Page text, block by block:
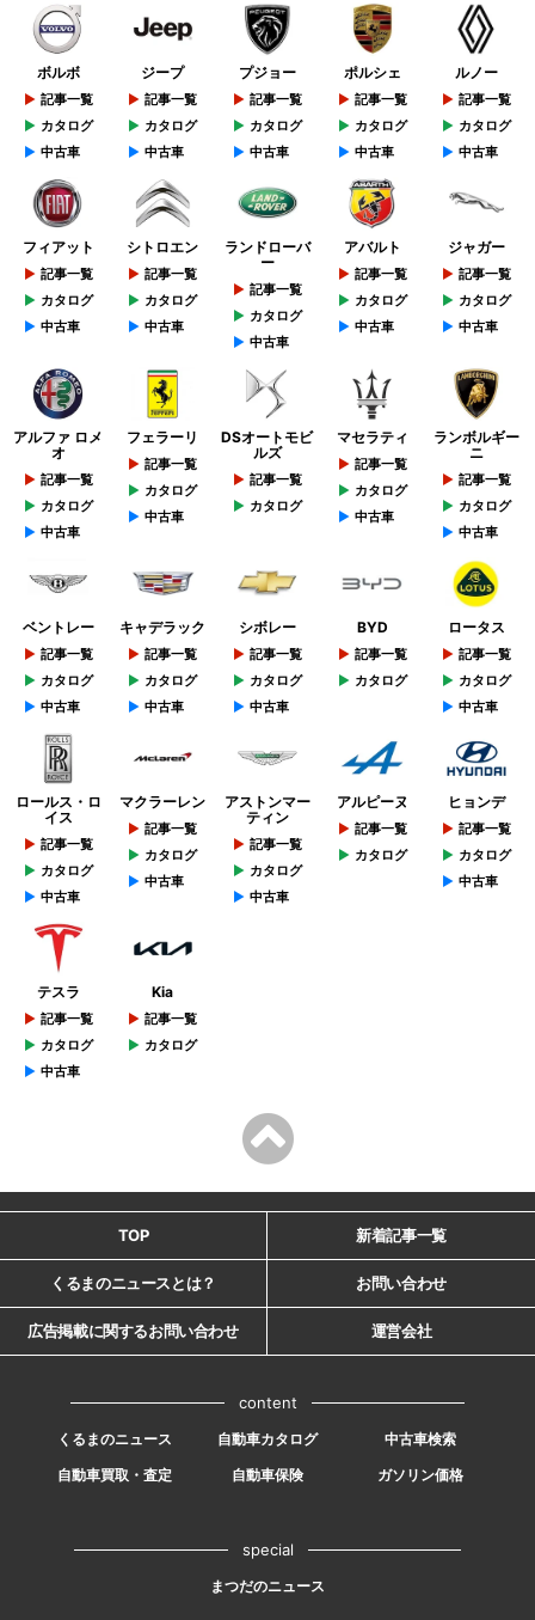
ボルボ
記事一覧
カタログ
中古車
ジープ
記事一覧
カタログ
中古車
プジョー
記事一覧
カタログ
中古車
ポルシェ
記事一覧
カタログ
中古車
ルノー
記事一覧
カタログ
中古車
フィアット
記事一覧
カタログ
中古車
シトロエン
記事一覧
カタログ
中古車
ランドローバ
ー
記事一覧
カタログ
中古車
アバルト
記事一覧
カタログ
中古車
ジャガー
記事一覧
カタログ
中古車
アルファ ロメ
オ
記事一覧
カタログ
中古車
フェラーリ
記事一覧
カタログ
中古車
DSオートモビ
ルズ
記事一覧
カタログ
マセラティ
記事一覧
カタログ
中古車
ランボルギー
ニ
記事一覧
カタログ
中古車
ベントレー
記事一覧
カタログ
中古車
キャデラック
記事一覧
カタログ
中古車
シボレー
記事一覧
カタログ
中古車
BYD
記事一覧
カタログ
ロータス
記事一覧
カタログ
中古車
ロールス・ロ
イス
記事一覧
カタログ
中古車
マクラーレン
記事一覧
カタログ
中古車
アストンマー
ティン
記事一覧
カタログ
中古車
アルピーヌ
記事一覧
カタログ
ヒョンデ
記事一覧
カタログ
中古車
テスラ
記事一覧
カタログ
中古車
Kia
記事一覧
カタログ
TOP 新着記事一覧
くるまのニュースとは？ お問い合わせ
広告掲載に関するお問い合わせ 運営会社
content
くるまのニュース 自動車カタログ
中古車検索
自動車買取・査定
自動車保険 ガソリン価格
special
まつだのニュース